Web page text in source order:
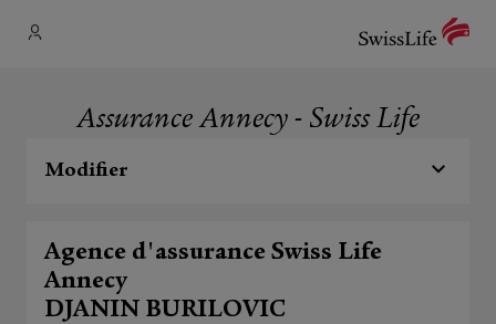
Assurance Annecy - Swiss Life
Modifier
Agence d'assurance Swiss Life
Annecy
DJANIN BURILOVIC